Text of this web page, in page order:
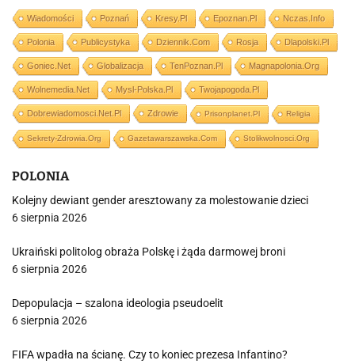
Wiadomości Poznań Kresy.pl Epoznan.pl Nczas.info
Polonia Publicystyka Dziennik.com Rosja Dlapolski.pl
Goniec.net Globalizacja TenPoznan.pl Magnapolonia.org
Wolnemedia.net Mysl-Polska.pl Twojapogoda.pl
Dobrewiadomosci.net.pl Zdrowie Prisonplanet.pl Religia
Sekrety-Zdrowia.org Gazetawarszawska.com Stolikwolnosci.org
POLONIA
Kolejny dewiant gender aresztowany za molestowanie dzieci
6 sierpnia 2026
Ukraiński politolog obraża Polskę i żąda darmowej broni
6 sierpnia 2026
Depopulacja – szalona ideologia pseudoelit
6 sierpnia 2026
FIFA wpadła na ścianę. Czy to koniec prezesa Infantino?